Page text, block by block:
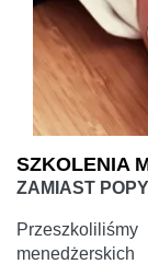
SZKOLENIA
ZAMIAST